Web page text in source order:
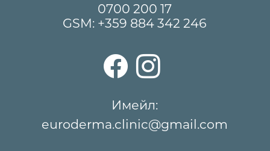
0700 200 17
GSM: +359 884 342 246
Имейл:
euroderma.clinic@gmail.com